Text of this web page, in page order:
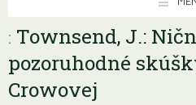
: Townsend, J.:
pozoruhodné
Crowovej